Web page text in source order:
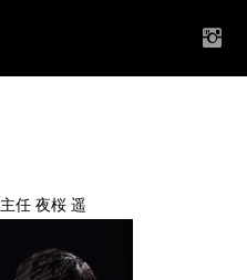
主任 夜桜 遥